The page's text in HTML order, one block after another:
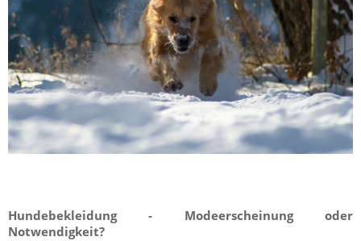
Hundebekleidung - Modeerscheinung oder
Notwendigkeit?